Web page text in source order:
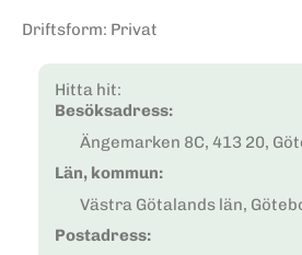
Driftsform: Privat
Hitta hit:
Besöksadress:
Ängemarken 8C, 413 20,
Län, kommun:
Västra Götalands län,
Postadress: